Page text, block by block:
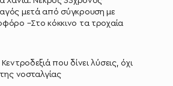
μετά από σύγκρουση με
–Στο κόκκινο τα τροχαία
που δίνει λύσεις, όχι
νοσταλγίας